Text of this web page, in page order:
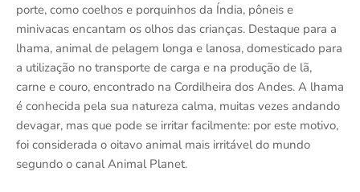
porte, como coelhos e porquinhos da Índia, pôneis e
minivacas encantam os olhos das crianças. Destaque para a
lhama, animal de pelagem longa e lanosa, domesticado para
a utilização no transporte de carga e na produção de lã,
carne e couro, encontrado na Cordilheira dos Andes. A lhama
é conhecida pela sua natureza calma, muitas vezes andando
devagar, mas que pode se irritar facilmente: por este motivo,
foi considerada o oitavo animal mais irritável do mundo
segundo o canal Animal Planet.